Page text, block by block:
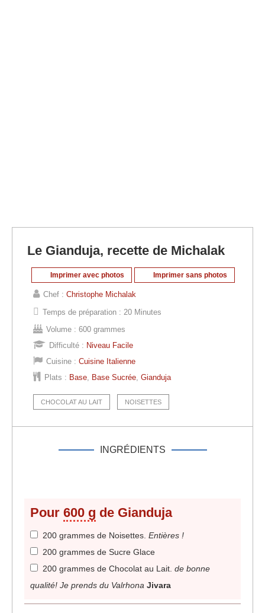
Le Gianduja, recette de Michalak
Imprimer avec photos Imprimer sans photos
Chef : Christophe Michalak
Temps de préparation : 20 Minutes
Volume : 600 grammes
Difficulté : Niveau Facile
Cuisine : Cuisine Italienne
Plats : Base, Base Sucrée, Gianduja
CHOCOLAT AU LAIT NOISETTES
INGRÉDIENTS
Pour 600 g de Gianduja
200 grammes de Noisettes. Entières !
200 grammes de Sucre Glace
200 grammes de Chocolat au Lait. de bonne
qualité! Je prends du Valrhona Jivara